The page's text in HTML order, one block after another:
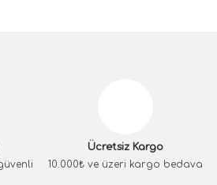
Ücretsiz Kargo
10.000₺ ve üzeri kargo bedava